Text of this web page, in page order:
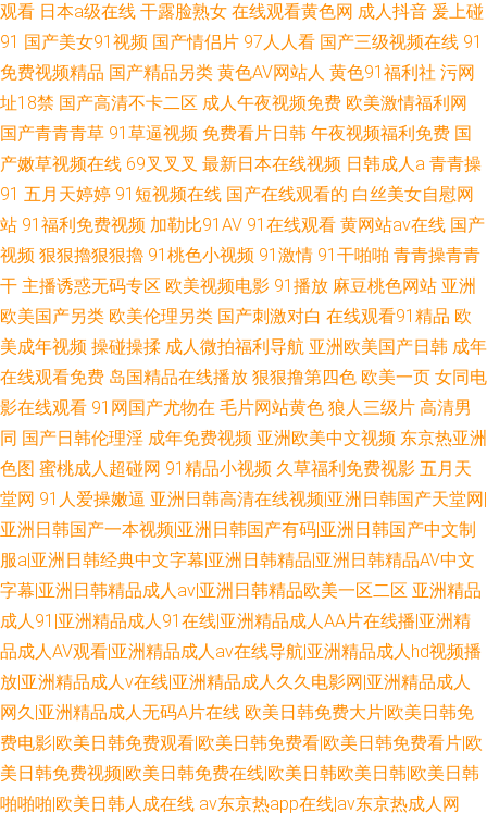
观看 日本a级在线 干露脸熟女 在线观看黄色网 成人抖音 爰上碰
91 国产美女91视频 国产情侣片 97人人看 国产三级视频在线 91
免费视频精品 国产精品另类 黄色AV网站人 黄色91福利社 污网
址18禁 国产高清不卡二区 成人午夜视频免费 欧美激情福利网
国产青青青草 91草逼视频 免费看片日韩 午夜视频福利免费 国
产嫩草视频在线 69叉叉叉 最新日本在线视频 日韩成人a 青青操
91 五月天婷婷 91短视频在线 国产在线观看的 白丝美女自慰网
站 91福利免费视频 加勒比91AV 91在线观看 黄网站av在线 国产
视频 狠狠擼狠狠擼 91桃色小视频 91激情 91干啪啪 青青操青青
干 主播诱惑无码专区 欧美视频电影 91播放 麻豆桃色网站 亚洲
欧美国产另类 欧美伦理另类 国产刺激对白 在线观看91精品 欧
美成年视频 操碰操揉 成人微拍福利导航 亚洲欧美国产日韩 成年
在线观看免费 岛国精品在线播放 狠狠撸第四色 欧美一页 女同电
影在线观看 91网国产尤物在 毛片网站黄色 狼人三级片 高清男
同 国产日韩伦理淫 成年免费视频 亚洲欧美中文视频 东京热亚洲
色图 蜜桃成人超碰网 91精品小视频 久草福利免费视影 五月天
堂网 91人爱操嫩逼 亚洲日韩高清在线视频|亚洲日韩国产天堂网|
亚洲日韩国产一本视频|亚洲日韩国产有码|亚洲日韩国产中文制
服a|亚洲日韩经典中文字幕|亚洲日韩精品|亚洲日韩精品AV中文
字幕|亚洲日韩精品成人av|亚洲日韩精品欧美一区二区 亚洲精品
成人91|亚洲精品成人91在线|亚洲精品成人AA片在线播|亚洲精
品成人AV观看|亚洲精品成人av在线导航|亚洲精品成人hd视频播
放|亚洲精品成人v在线|亚洲精品成人久久电影网|亚洲精品成人
网久|亚洲精品成人无码A片在线 欧美日韩免费大片|欧美日韩免
费电影|欧美日韩免费观看|欧美日韩免费看|欧美日韩免费看片|欧
美日韩免费视频|欧美日韩免费在线|欧美日韩欧美日韩|欧美日韩
啪啪啪|欧美日韩人成在线 av东京热app在线|av东京热成人网